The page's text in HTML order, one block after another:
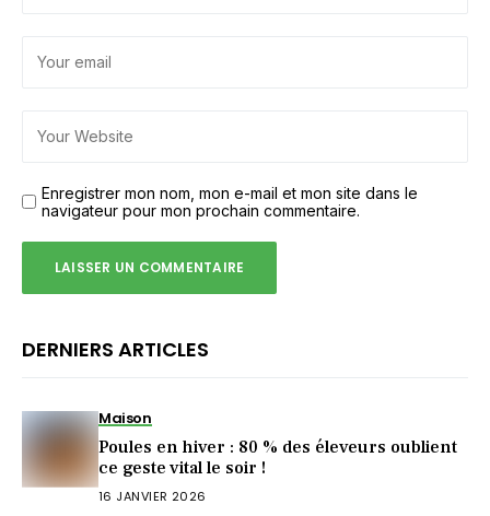
Enregistrer mon nom, mon e-mail et mon site dans le
navigateur pour mon prochain commentaire.
DERNIERS ARTICLES
Maison
Poules en hiver : 80 % des éleveurs oublient
ce geste vital le soir !
16 JANVIER 2026